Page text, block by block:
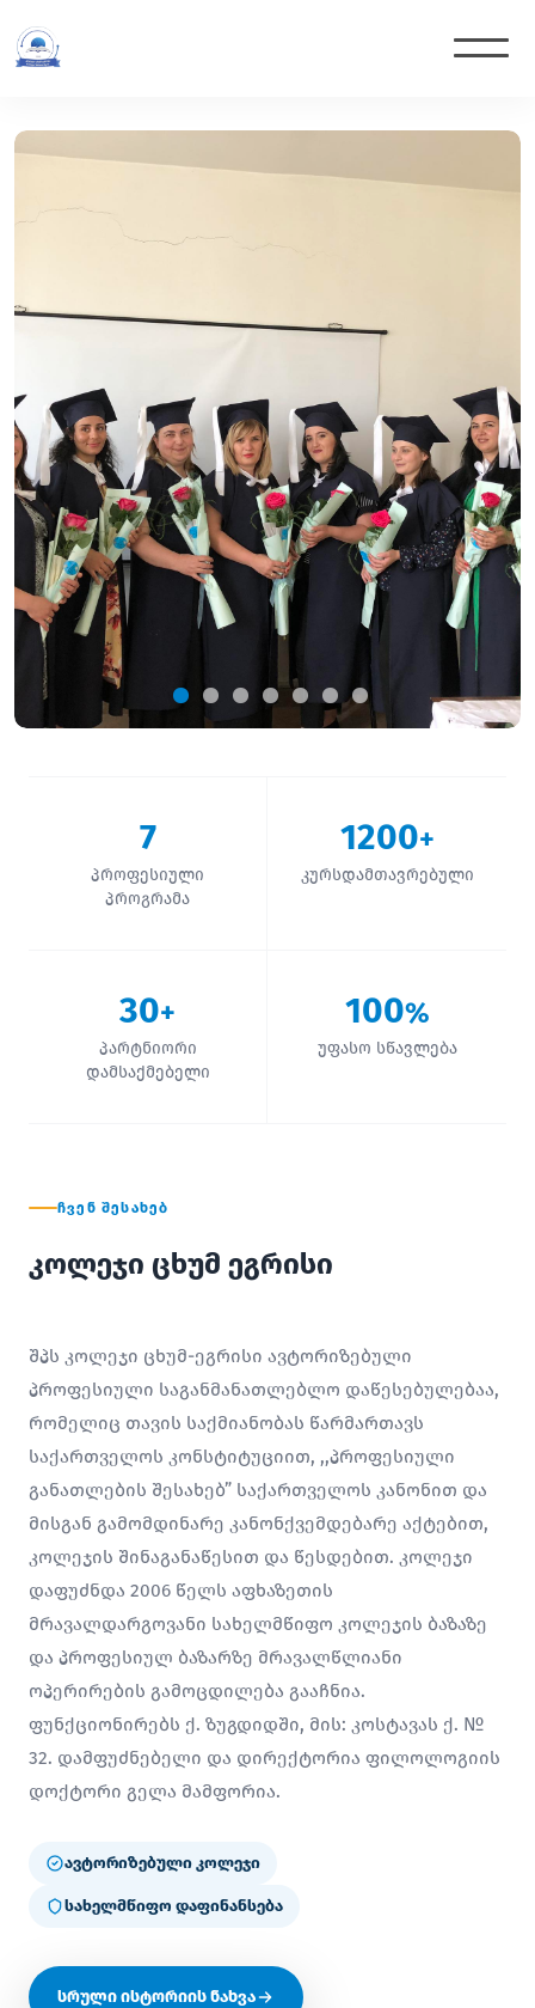
7
პროფესიული
პროგრამა
1200+
კურსდამთავრებული
30+
პარტნიორი
დამსაქმებელი
100%
უფასო სწავლება
ᲩᲕᲔᲜ ᲨᲔᲡᲐᲮᲔᲑ
კოლეჯი ცხუმ ეგრისი
შპს კოლეჯი ცხუმ-ეგრისი ავტორიზებული
პროფესიული საგანმანათლებლო დაწესებულებაა,
რომელიც თავის საქმიანობას წარმართავს
საქართველოს კონსტიტუციით, ,,პროფესიული
განათლების შესახებ” საქართველოს კანონით და
მისგან გამომდინარე კანონქვემდებარე აქტებით,
კოლეჯის შინაგანაწესით და წესდებით. კოლეჯი
დაფუძნდა 2006 წელს აფხაზეთის
მრავალდარგოვანი სახელმწიფო კოლეჯის ბაზაზე
და პროფესიულ ბაზარზე მრავალწლიანი
ოპერირების გამოცდილება გააჩნია.
ფუნქციონირებს ქ. ზუგდიდში, მის: კოსტავას ქ. №
32. დამფუძნებელი და დირექტორია ფილოლოგიის
დოქტორი გელა მამფორია.
ავტორიზებული კოლეჯი
სახელმწიფო დაფინანსება
სრული ისტორიის ნახვა